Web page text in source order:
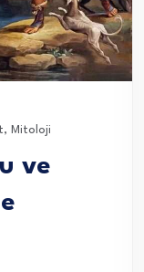
, Mitoloji
ve